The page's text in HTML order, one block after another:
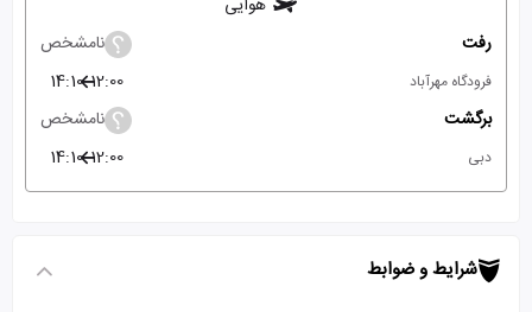
هوایی
رفت
نامشخص
فرودگاه مهرآباد 12:00
14:10
برگشت
نامشخص
دبی 12:00
14:10
شرایط و ضوابط